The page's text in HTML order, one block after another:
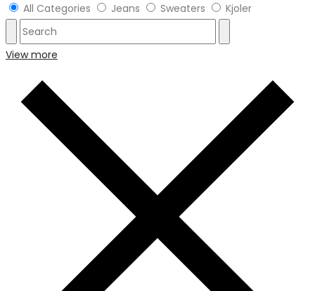
All Categories Jeans Sweaters Kjoler
View more